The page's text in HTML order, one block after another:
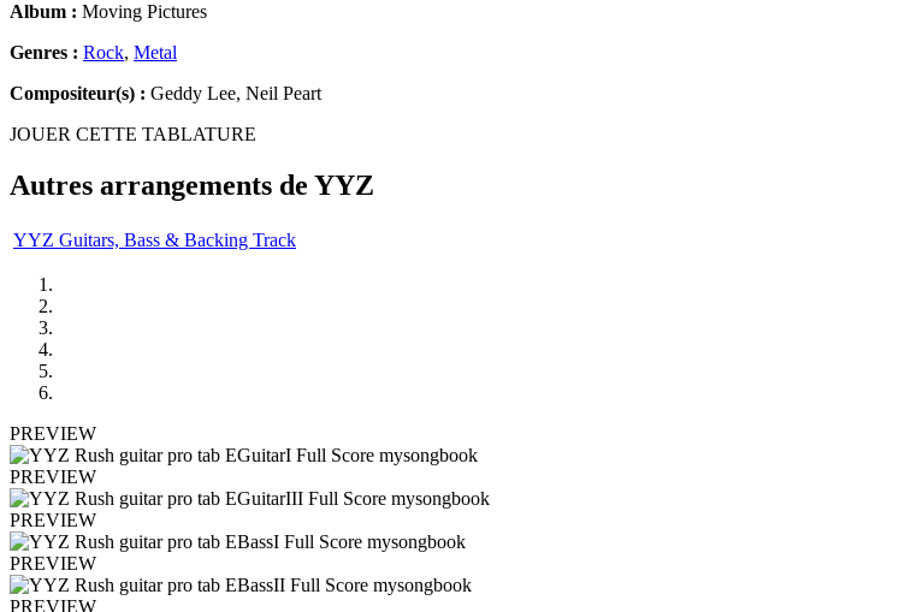
Album : Moving Pictures
Genres : Rock, Metal
Compositeur(s) : Geddy Lee, Neil Peart
JOUER CETTE TABLATURE
Autres arrangements de YYZ
YYZ Guitars, Bass & Backing Track
PREVIEW
PREVIEW
PREVIEW
PREVIEW
PREVIEW